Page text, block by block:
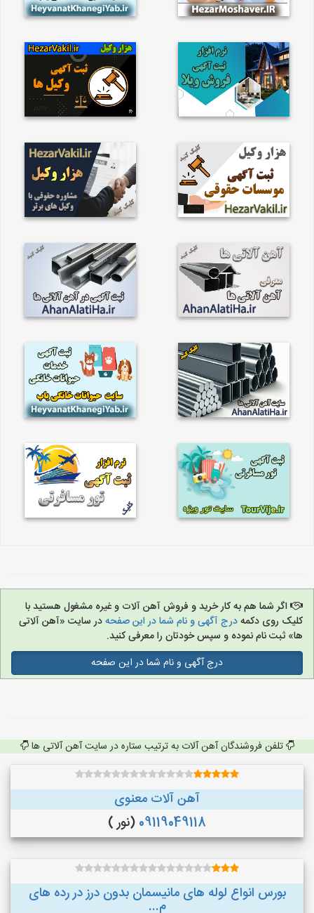
اگر شما هم به کار خرید و فروش آهن آلات و غیره مشغول هستید با
کلیک روی دکمهدرج آگهی و نام شما در این صفحهدر سایت «آهن آلاتی
ها» ثبت نام نموده و سپس خودتان را معرفی کنید.
درج آگهی و نام شما در این صفحه
تلفن فروشندگان آهن آلات به ترتیب ستاره در سایت آهن آلاتی ها
آهن آلات معنوی
09119049118 (نور )
بورس انواع لوله های مانیسمان بدون درز در رده های
م...